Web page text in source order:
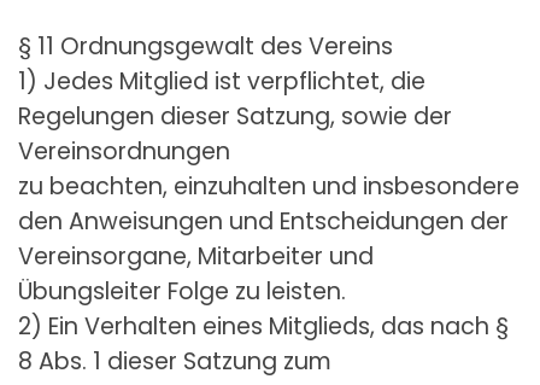
§ 11 Ordnungsgewalt des Vereins
1) Jedes Mitglied ist verpflichtet, die
Regelungen dieser Satzung, sowie der
Vereinsordnungen
zu beachten, einzuhalten und insbesondere
den Anweisungen und Entscheidungen der
Vereinsorgane, Mitarbeiter und
Übungsleiter Folge zu leisten.
2) Ein Verhalten eines Mitglieds, das nach §
8 Abs. 1 dieser Satzung zum